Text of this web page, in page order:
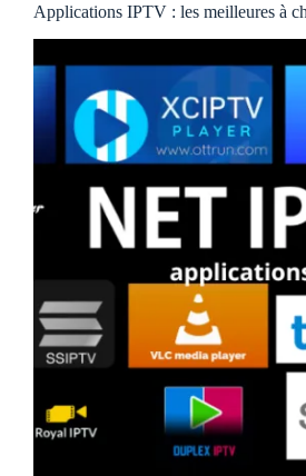
Applications IPTV : les meilleures à